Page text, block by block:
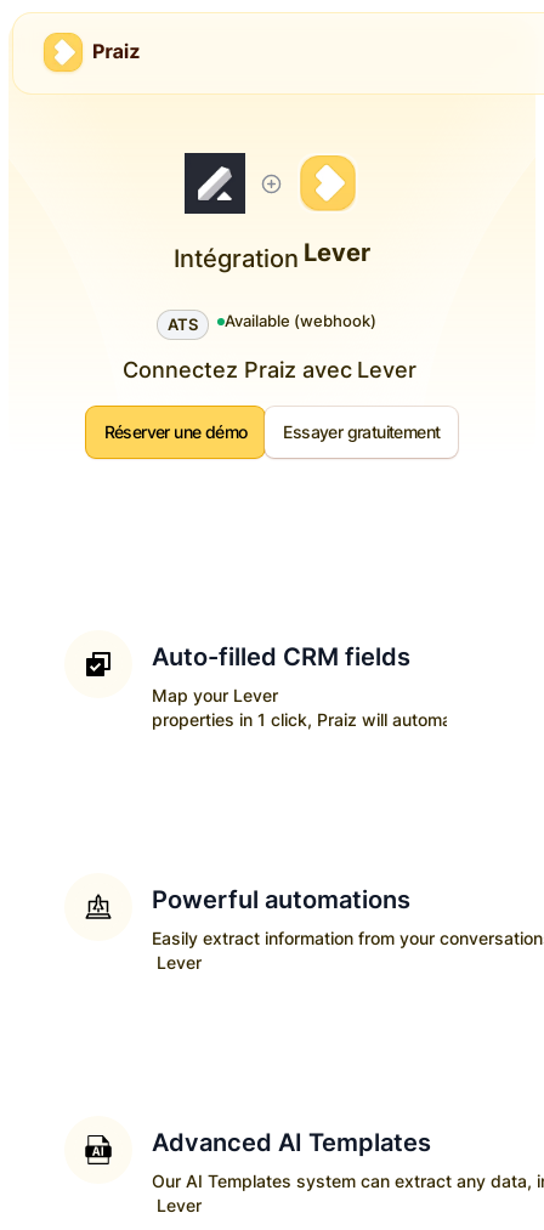
Intégration Lever
ATS Available (webhook)
Connectez Praiz avec Lever
Réserver une démo Essayer gratuitement
Auto-filled CRM fields
Map your Lever
properties in 1 click, Praiz will automatically
Powerful automations
Easily extract information from your
Lever
Advanced AI Templates
Our AI Templates system can extract any data,
Lever